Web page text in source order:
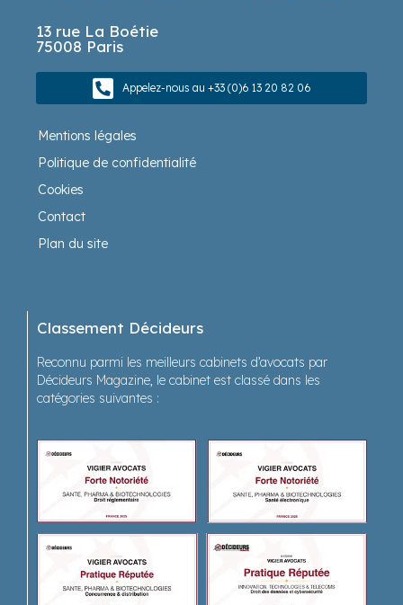
13 rue La Boétie
75008 Paris
Appelez-nous au +33 (0)6 13 20 82 06
Mentions légales
Politique de confidentialité
Cookies
Contact
Plan du site
Classement Décideurs
Reconnu parmi les meilleurs cabinets d’avocats par
Décideurs Magazine, le cabinet est classé dans les
catégories suivantes :